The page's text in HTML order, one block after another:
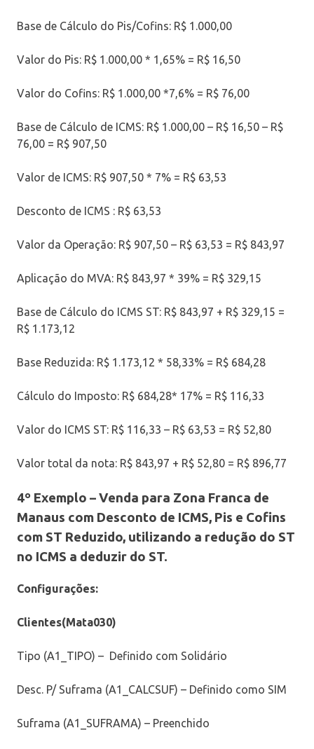
Base de Cálculo do Pis/Cofins: R$ 1.000,00
Valor do Pis: R$ 1.000,00 * 1,65% = R$ 16,50
Valor do Cofins: R$ 1.000,00 *7,6% = R$ 76,00
Base de Cálculo de ICMS: R$ 1.000,00 – R$ 16,50 – R$
76,00 = R$ 907,50
Valor de ICMS: R$ 907,50 * 7% = R$ 63,53
Desconto de ICMS : R$ 63,53
Valor da Operação: R$ 907,50 – R$ 63,53 = R$ 843,97
Aplicação do MVA: R$ 843,97 * 39% = R$ 329,15
Base de Cálculo do ICMS ST: R$ 843,97 + R$ 329,15 =
R$ 1.173,12
Base Reduzida: R$ 1.173,12 * 58,33% = R$ 684,28
Cálculo do Imposto: R$ 684,28* 17% = R$ 116,33
Valor do ICMS ST: R$ 116,33 – R$ 63,53 = R$ 52,80
Valor total da nota: R$ 843,97 + R$ 52,80 = R$ 896,77
4º Exemplo –Venda para Zona Franca de
Manaus com Desconto de ICMS, Pis e Cofins
com ST Reduzido, utilizando a redução do ST
no ICMS a deduzir do ST.
Configurações:
Clientes(Mata030)
Tipo (A1_TIPO) – Definido com Solidário
Desc. P/ Suframa (A1_CALCSUF) – Definido como SIM
Suframa (A1_SUFRAMA) – Preenchido